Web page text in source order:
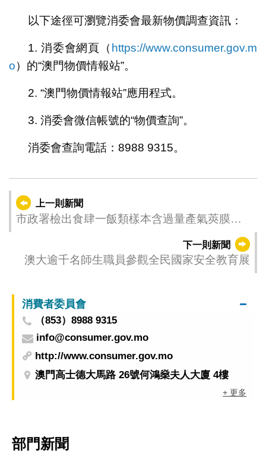
以下途徑可瀏覽消委會最新物價調查資訊：
1. 消委會網頁（ https://www.consumer.gov.m
o）的“澳門物價情報站”。
2. “澳門物價情報站”應用程式。
3. 消委會微信帳號的“物價查詢”。
消委會查詢電話：8988 9315。
上一則新聞
市政署檢出食肆一飯類樣本含過量產氣莢膜梭
下一則新聞
澳大逾千名師生職員參觀全民國家安全教育展
消費者委員會
（853）8988 9315
info@consumer.gov.mo
http://www.consumer.gov.mo
澳門高士德大馬路 26號何鴻燊夫人大廈 4樓
+ 更多
部門新聞